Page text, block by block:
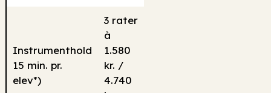
Instrumenthold
15 min. pr.
elev*)
3 rater
à
1.580
kr. /
4.740